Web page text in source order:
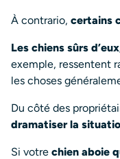
À contrario, certains
Les chiens sûrs
exemple, ressentent
les choses
Du côté des
dramatiser la
Si votre chien aboie